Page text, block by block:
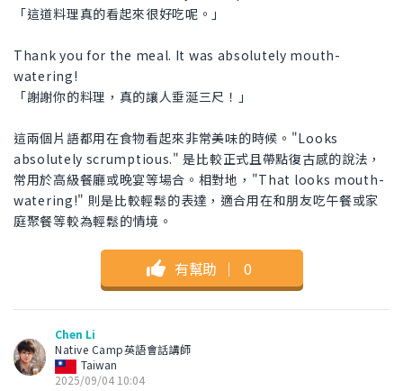
「這道料理真的看起來很好吃呢。」
Thank you for the meal. It was absolutely mouth-
watering!
「謝謝你的料理，真的讓人垂涎三尺！」
這兩個片語都用在食物看起來非常美味的時候。"Looks
absolutely scrumptious." 是比較正式且帶點復古感的說法，
常用於高級餐廳或晚宴等場合。相對地，"That looks mouth-
watering!" 則是比較輕鬆的表達，適合用在和朋友吃午餐或家
庭聚餐等較為輕鬆的情境。
有幫助 ｜ 0
Chen Li
Native Camp英語會話講師
Taiwan
2025/09/04 10:04